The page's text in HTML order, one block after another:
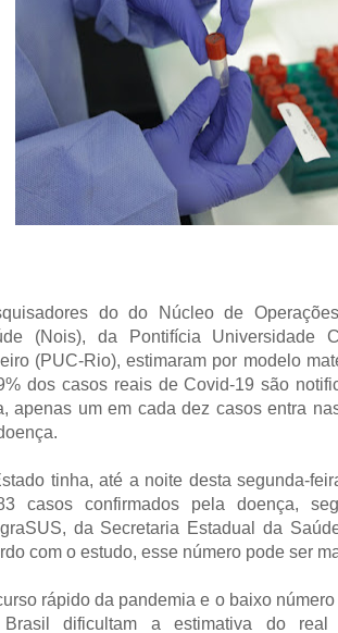
do do Núcleo de
(Nois), da Pontifícia Universidade
(PUC-Rio), estimaram por modelo
dos casos reais de Covid-19 são
apenas um em cada dez casos entra
tinha, até a noite desta segunda-
casos confirmados pela doença,
da Secretaria Estadual da
com o estudo, esse número pode ser
rápido da pandemia e o baixo
dificultam a estimativa do real